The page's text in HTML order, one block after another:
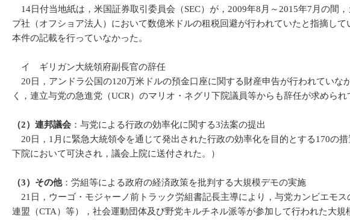
14日付当地紙は，米国証券取引委員会（SEC）が，2009年8月～2015年7月の間
プ社（オフショア法人）において数億米ドルの租税回避が行われていたと指摘し
本件の記載を行っていなかった。
イ ギリガン大統領府副長官の辞任
20日，アンドラ公国の120万米ドルの預金口座に関する財産申告が行われてい
く，連立与党の急進党（UCR）のマリオ・ネグリ下院議員等からも辞任が求められ
（2）連邦議会 ：与党による行政の効率化に関する3法案の提出
20日，1月に緊急大統領令を通じて発出された行政の効率化を目的とする170の
下院において可決され，議会上院に送付された。）
（3）その他：労組等による政府の経済政策を批判する大規模デモの実施
21日，ウーゴ・モジャーノ前トラック労組書記長主導により，与党カンビエモ
連盟（CTA）等），社会運動団体及び野党キルチネル派等が参加して行われた大